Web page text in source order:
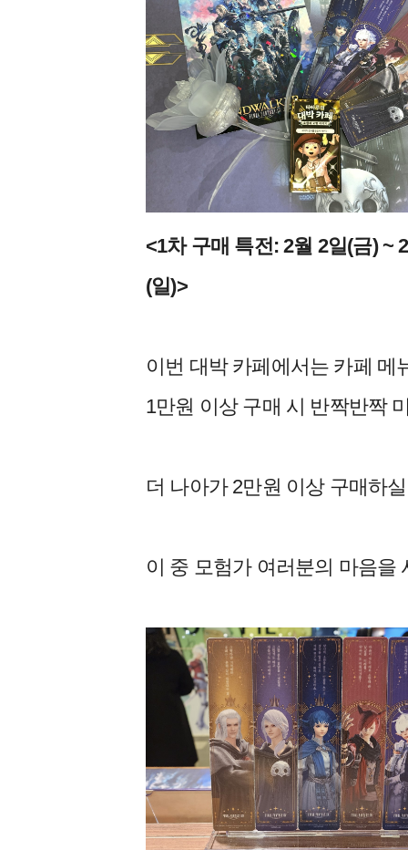
<1차 구매 특전: 2월 2일(금) ~
(일)>
이번 대박 카페에서는 카페 메
1만원 이상 구매 시 반짝반짝
더 나아가 2만원 이상 구매하
이 중 모험가 여러분의 마음을